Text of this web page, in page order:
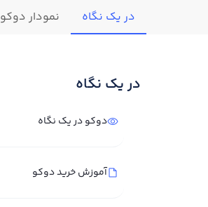
در یک نگاه نمودار دوکو
در یک نگاه
دوکو در یک نگاه
آموزش خرید دوکو